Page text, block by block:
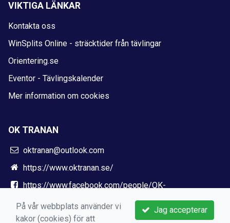
VIKTIGA LÄNKAR
Kontakta oss
WinSplits Online - sträcktider från tävlingar
Orientering.se
Eventor - Tävlingskalender
Mer information om cookies
OK TRANAN
oktranan@outlook.com
https://www.oktranan.se/
https://www.facebook.com/people/OK-
Jag accepterar
På vår webbplats använder vi
kakor (cookies) för att